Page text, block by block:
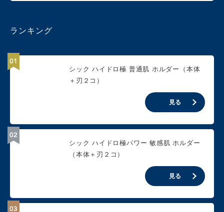
ランキング
シック ハイドロ極 普通肌 ホルダー（本体
＋刃２コ）
見る
シック ハイドロ極パワー 敏感肌 ホルダー
（本体＋刃２コ）
見る